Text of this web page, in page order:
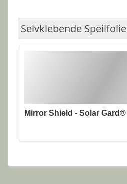
Selvklebende Speilfolie
Mirror Shield - Solar Gard®